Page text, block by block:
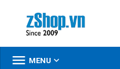
 MENU 